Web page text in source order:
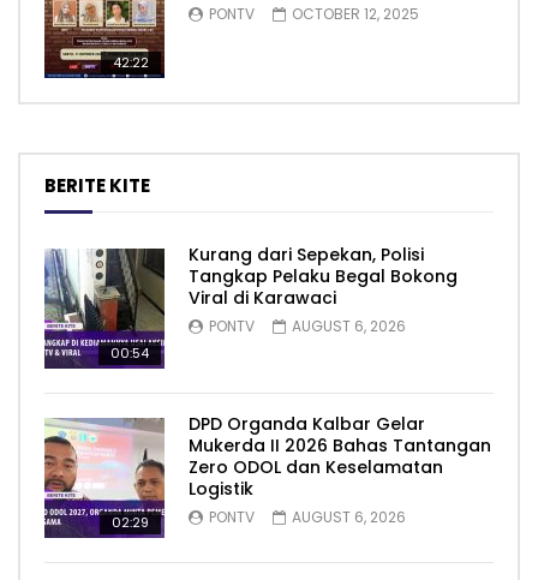
42:22
PONTV OCTOBER 12, 2025
BERITE KITE
00:54
Kurang dari Sepekan, Polisi
Tangkap Pelaku Begal Bokong
Viral di Karawaci
PONTV AUGUST 6, 2026
02:29
DPD Organda Kalbar Gelar
Mukerda II 2026 Bahas Tantangan
Zero ODOL dan Keselamatan
Logistik
PONTV AUGUST 6, 2026